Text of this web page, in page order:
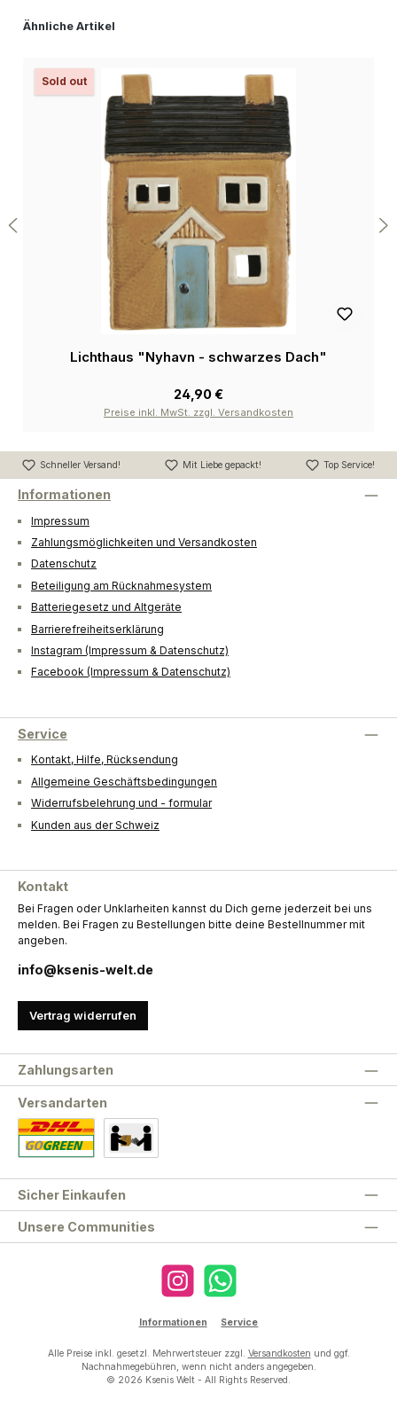
Produktgalerie überspringen
Ähnliche Artikel
Sold out
Lichthaus "Nyhavn - schwarzes Dach"
24,90 €
Preise inkl. MwSt. zzgl. Versandkosten
Schneller Versand! Mit Liebe gepackt! Top Service!
Informationen
Impressum
Zahlungsmöglichkeiten und Versandkosten
Datenschutz
Beteiligung am Rücknahmesystem
Batteriegesetz und Altgeräte
Barrierefreiheitserklärung
Instagram (Impressum & Datenschutz)
Facebook (Impressum & Datenschutz)
Service
Kontakt, Hilfe, Rücksendung
Allgemeine Geschäftsbedingungen
Widerrufsbelehrung und - formular
Kunden aus der Schweiz
Kontakt
Bei Fragen oder Unklarheiten kannst du Dich gerne jederzeit bei uns
melden. Bei Fragen zu Bestellungen bitte deine Bestellnummer mit
angeben.
info@ksenis-welt.de
Vertrag widerrufen
Unsere Communities
Zahlungsarten
Versandarten
Sicher Einkaufen
Instagram WhatsApp
Informationen Service
Alle Preise inkl. gesetzl. Mehrwertsteuer zzgl. Versandkosten und ggf.
Nachnahmegebühren, wenn nicht anders angegeben.
© 2026 Ksenis Welt - All Rights Reserved.